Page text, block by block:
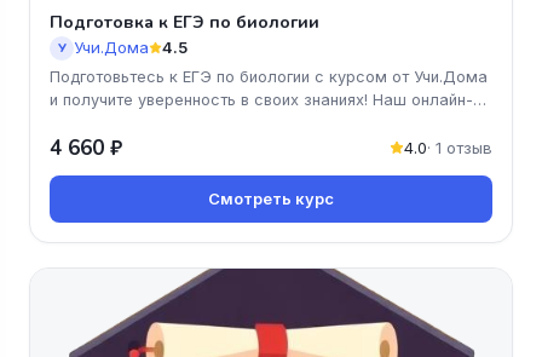
Подготовка к ЕГЭ по биологии
У Учи.Дома 4.5
Подготовьтесь к ЕГЭ по биологии с курсом от Учи.Дома
и получите уверенность в своих знаниях! Наш онлайн-
4 660 ₽ 4.0· 1 отзыв
Смотреть курс